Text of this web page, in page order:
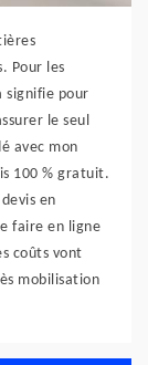
Pour les
signifie pour
le seul
avec mon
100 % gratuit.
en
faire en ligne
coûts vont
mobilisation